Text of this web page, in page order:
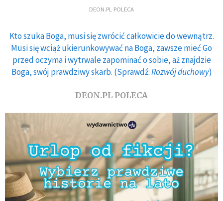
DEON.PL POLECA
Kto szuka Boga, musi się zwrócić całkowicie do wewnątrz.
Musi się wciąż ukierunkowywać na Boga, zawsze mieć Go
przed oczyma i wytrwale zapominać o sobie, aż znajdzie
Boga, swój prawdziwy skarb. (Sprawdź:Rozwój duchowy)
DEON.PL POLECA